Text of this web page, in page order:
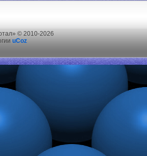
© 2010-2026
uCoz